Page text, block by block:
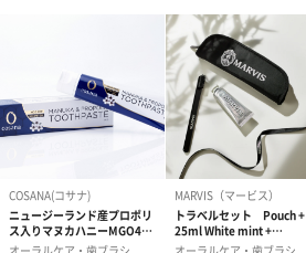
スッキリとしたミントの香りつきです。
チャコールの吸着力で歯間の汚れをしっ
【THE HUMBLE CO.(ザハンブルコ
Stop plastics. Be Humble. ~ストップ・